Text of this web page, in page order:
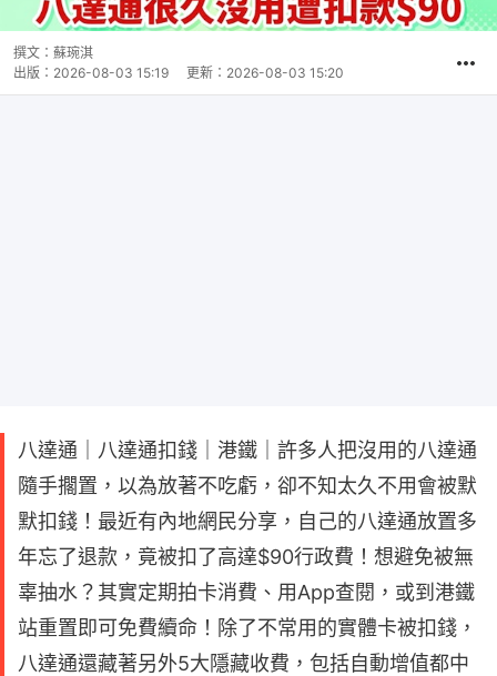
撰文： 蘇琬淇
出版： 2026-08-03 15:19 更新： 2026-08-03 15:20
八達通｜八達通扣錢｜港鐵｜許多人把沒用的八達通
隨手擱置，以為放著不吃虧，卻不知太久不用會被默
默扣錢！最近有內地網民分享，自己的八達通放置多
年忘了退款，竟被扣了高達$90行政費！想避免被無
辜抽水？其實定期拍卡消費、用App查閱，或到港鐵
站重置即可免費續命！除了不常用的實體卡被扣錢，
八達通還藏著另外5大隱藏收費，包括自動增值都中